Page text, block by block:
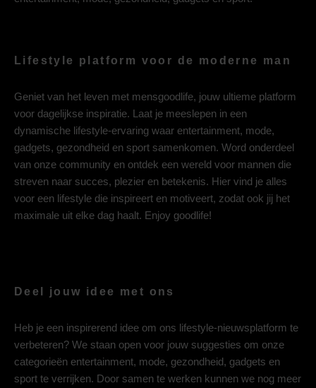
Lifestyle platform voor de moderne man
Geniet van het leven met mensgoodlife, jouw ultieme platform
voor dagelijkse inspiratie. Laat je meeslepen in een
dynamische lifestyle-ervaring waar entertainment, mode,
gadgets, gezondheid en sport samenkomen. Word onderdeel
van onze community en ontdek een wereld voor mannen die
streven naar succes, plezier en betekenis. Hier vind je alles
voor een lifestyle die inspireert en motiveert, zodat ook jij het
maximale uit elke dag haalt. Enjoy goodlife!
Deel jouw idee met ons
Heb je een inspirerend idee om ons lifestyle-nieuwsplatform te
verbeteren? We staan open voor jouw suggesties om onze
categorieën entertainment, mode, gezondheid, gadgets en
sport te verrijken. Door samen te werken kunnen we nog meer